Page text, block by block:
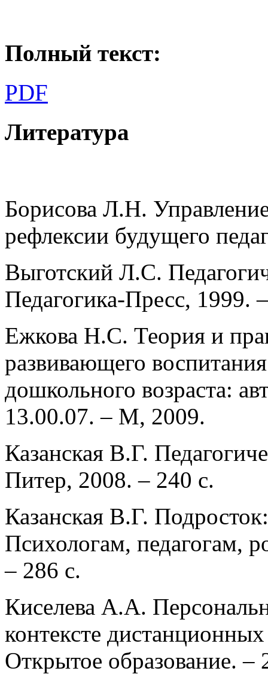
Полный текст:
PDF
Литература
Борисова Л.Н.
рефлексии будущего
Выготский Л.С.
Педагогика-Пресс, 1999.
Ежкова Н.С. Теория и
развивающего
дошкольного возраста:
13.00.07. ‒ M, 2009.
Казанская В.Г.
Питер, 2008. – 240 с.
Казанская В.Г.
Психологам, педагогам,
– 286 с.
Киселева А.А.
контексте
Открытое образование.